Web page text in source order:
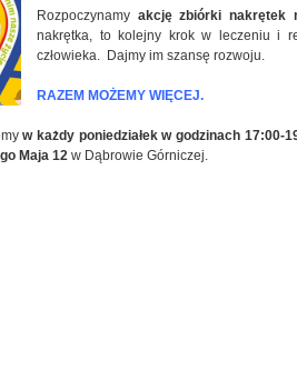
Rozpoczynamy akcję zbiórki nakrętek
nakrętka, to kolejny krok w leczeniu i
człowieka. Dajmy im szansę rozwoju.
RAZEM MOŻEMY WIĘCEJ.
w każdy poniedziałek w godzinach 17:00-
Maja 12 w Dąbrowie Górniczej.